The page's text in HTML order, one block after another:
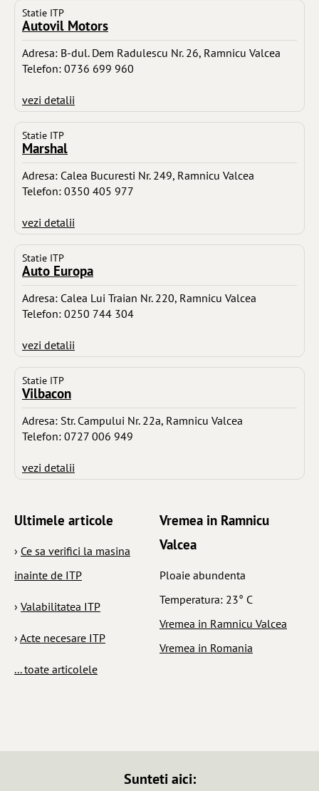
Statie ITP
Autovil Motors
Adresa: B-dul. Dem Radulescu Nr. 26, Ramnicu Valcea
Telefon: 0736 699 960
vezi detalii
Statie ITP
Marshal
Adresa: Calea Bucuresti Nr. 249, Ramnicu Valcea
Telefon: 0350 405 977
vezi detalii
Statie ITP
Auto Europa
Adresa: Calea Lui Traian Nr. 220, Ramnicu Valcea
Telefon: 0250 744 304
vezi detalii
Statie ITP
Vilbacon
Adresa: Str. Campului Nr. 22a, Ramnicu Valcea
Telefon: 0727 006 949
vezi detalii
Ultimele articole
› Ce sa verifici la masina
inainte de ITP
› Valabilitatea ITP
› Acte necesare ITP
... toate articolele
Vremea in Ramnicu
Valcea
Ploaie abundenta
Temperatura: 23° C
Vremea in Ramnicu Valcea
Vremea in Romania
Sunteti aici: